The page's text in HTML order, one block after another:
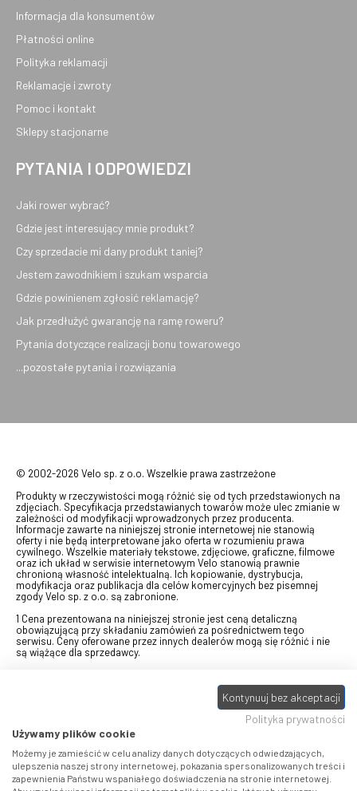
Informacja dla konsumentów
Płatności online
Polityka reklamacji
Reklamacje i zwroty
Pomoc i kontakt
Sklepy stacjonarne
PYTANIA I ODPOWIEDZI
Jaki rower wybrać?
Gdzie jest interesujący mnie produkt?
Czy sprzedacie mi dany produkt taniej?
Jestem zawodnikiem i szukam wsparcia
Gdzie powinienem zgłosić reklamację?
Jak przedłużyć gwarancję na ramę roweru?
Pytania dotyczące realizacji bonu towarowego
...pozostałe pytania i rozwiązania
© 2002-2026 Velo sp. z o.o. Wszelkie prawa zastrzeżone
Produkty w rzeczywistości mogą różnić się od tych przedstawionych na
zdjęciach. Specyfikacja przedstawianych towarów może ulec zmianie w
zależności od modyfikacji wprowadzonych przez producenta.
Informacje zawarte na niniejszej stronie internetowej nie stanowią
oferty i nie będą interpretowane jako oferta w rozumieniu prawa
cywilnego. Wszelkie materiały tekstowe, zdjęciowe, graficzne, filmowe
oraz ich układ w serwisie internetowym Velo stanowią prawnie
chronioną własność intelektualną. Ich kopiowanie, dystrybucja,
modyfikacja oraz publikacja dla celów komercyjnych bez pisemnej
zgody Velo sp. z o.o. są zabronione.
1 Cena prezentowana na niniejszej stronie jest ceną detaliczną
obowiązującą przy składaniu zamówień za pośrednictwem tego
serwisu. Ceny oferowane przez innych dealerów mogą się różnić i nie
są wiążące dla sprzedawcy.
swój bon" na towary z oferty VELO, aktualnie dostępnej na stronie
, w ramach sprzedaży premiowej. Dowiedz się jak
stronie promocji. Prezentowana wartość
eBonu uwzględnia fakt wyrażenia - w procesie rejestracji w Panelu
klienta- zgody na otrzymywanie drogą mailową informacji handlowo-
marketingowe, np. newsletter rowerowy. W przypadku braku zgody
wartość eBonu zostanie obniżona o 10 zł.
Pamiętaj, że eBony za produkty SIDI dotyczą zakupów w sklepach
Kontynuuj bez akceptacji
Polityka prywatności
Używamy plików cookie
Możemy je zamieścić w celu analizy danych dotyczących odwiedzających,
ulepszenia naszej strony internetowej, pokazania spersonalizowanych treści i
zapewnienia Państwu wspaniałego doświadczenia na stronie internetowej.